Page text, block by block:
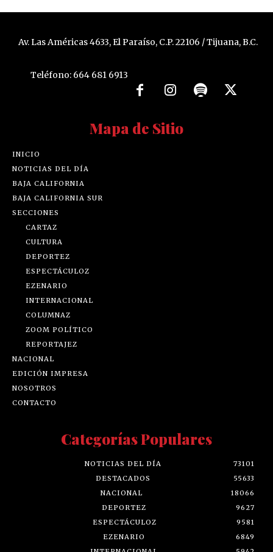
Av. Las Américas 4633, El Paraíso, C.P. 22106 / Tijuana, B.C.
Teléfono: 664 681 6913
Mapa de Sitio
INICIO
NOTICIAS DEL DÍA
BAJA CALIFORNIA
BAJA CALIFORNIA SUR
SECCIONES
CARTAZ
CULTURA
DEPORTEZ
ESPECTÁCULOZ
EZENARIO
INTERNACIONAL
COLUMNAZ
ZOOM POLÍTICO
REPORTAJEZ
NACIONAL
EDICIÓN IMPRESA
NOSOTROS
CONTACTO
Categorías Populares
NOTICIAS DEL DÍA
73101
DESTACADOS
55633
NACIONAL
18066
DEPORTEZ
9627
ESPECTÁCULOZ
9581
EZENARIO
6849